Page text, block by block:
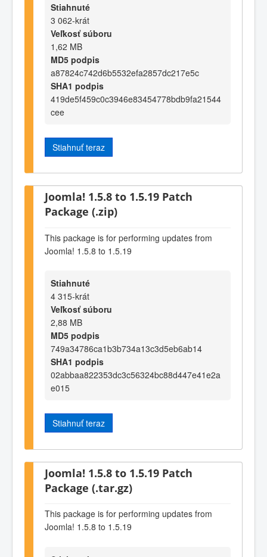
Stiahnuté
3 062-krát
Veľkosť súboru
1,62 MB
MD5 podpis
a87824c742d6b5532efa2857dc217e5c
SHA1 podpis
419de5f459c0c3946e83454778bdb9fa21544
cee
Stiahnuť teraz
Joomla! 1.5.8 to 1.5.19 Patch
Package (.zip)
This package is for performing updates from
Joomla! 1.5.8 to 1.5.19
Stiahnuté
4 315-krát
Veľkosť súboru
2,88 MB
MD5 podpis
749a34786ca1b3b734a13c3d5eb6ab14
SHA1 podpis
02abbaa822353dc3c56324bc88d447e41e2a
e015
Stiahnuť teraz
Joomla! 1.5.8 to 1.5.19 Patch
Package (.tar.gz)
This package is for performing updates from
Joomla! 1.5.8 to 1.5.19